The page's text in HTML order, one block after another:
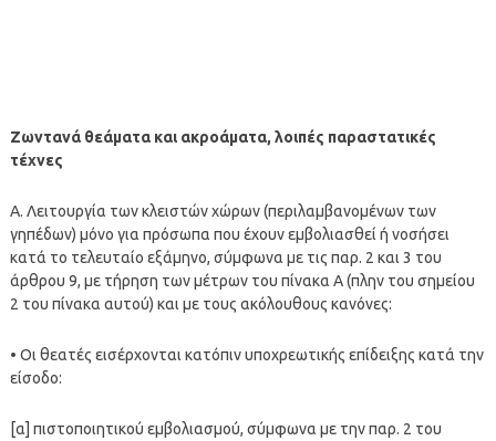
Ζωντανά θεάματα και ακροάματα, λοιπές παραστατικές
τέχνες
Α. Λειτουργία των κλειστών χώρων (περιλαμβανομένων των
γηπέδων) μόνο για πρόσωπα που έχουν εμβολιασθεί ή νοσήσει
κατά το τελευταίο εξάμηνο, σύμφωνα με τις παρ. 2 και 3 του
άρθρου 9, με τήρηση των μέτρων του πίνακα Α (πλην του σημείου
2 του πίνακα αυτού) και με τους ακόλουθους κανόνες:
• Οι θεατές εισέρχονται κατόπιν υποχρεωτικής επίδειξης κατά την
είσοδο:
[α] πιστοποιητικού εμβολιασμού, σύμφωνα με την παρ. 2 του